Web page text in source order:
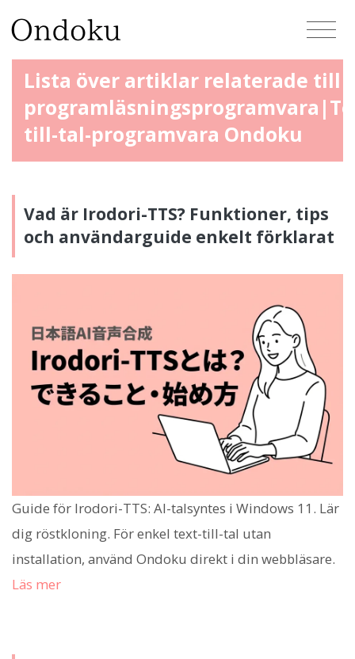
Lista över artiklar relaterade till
till-tal-programvara Ondoku
Vad är Irodori-TTS? Funktioner, tips
och användarguide enkelt förklarat
Guide för Irodori-TTS: AI-talsyntes i Windows 11. Lär
dig röstkloning. För enkel text-till-tal utan
installation, använd Ondoku direkt i din webbläsare.
Läs mer